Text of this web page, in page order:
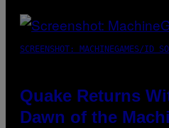
SCREENSHOT: MACHINEGAMES/ID
Quake Returns
Dawn of the